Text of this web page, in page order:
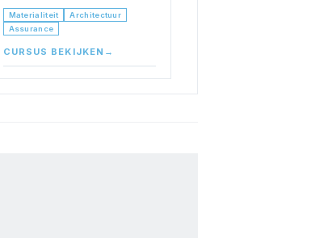
Materialiteit
Architectuur
Assurance
CURSUS BEKIJKEN →